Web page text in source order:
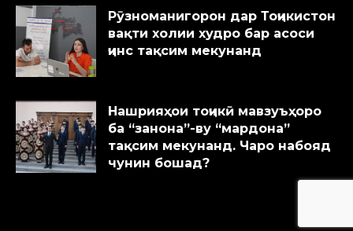
Рӯзноманигорон дар Тоҷикистон
вақти холии худро бар асоси
ҷинс тақсим мекунанд
Нашрияҳои тоҷикӣ мавзуъҳоро
ба “занона”-ву “мардона”
тақсим мекунанд. Чаро набояд
чунин бошад?